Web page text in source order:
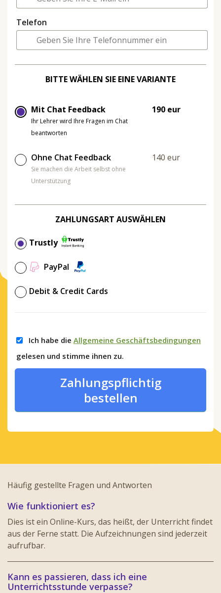
Telefon
BITTE WÄHLEN SIE EINE VARIANTE
Mit Chat Feedback
Ihr Lehrer wird Ihre Fragen im Chat
beantworten
190 eur
Ohne Chat Feedback
Sie machen die Arbeit selbst ohne
Unterstützung
140 eur
ZAHLUNGSART AUSWÄHLEN
Trustly
PayPal
Debit & Credit Cards
Ich habe die Allgemeine Geschäftsbedingungen
gelesen und stimme ihnen zu.
Zahlungspflichtig
bestellen
Häufig gestellte Fragen und Antworten
Wie funktioniert es?
Dies ist ein Online-Kurs, das heißt, der Unterricht findet
aus der Ferne statt. Die Aufzeichnungen sind jederzeit
aufrufbar.
Kann es passieren, dass ich eine
Unterrichtsstunde verpasse?